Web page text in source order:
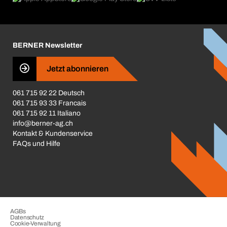
Business Conduct
BERNER Newsletter
Jetzt abonnieren
061 715 92 22 Deutsch
061 715 93 33 Francais
061 715 92 11 Italiano
info@berner-ag.ch
Kontakt & Kundenservice
FAQs und Hilfe
AGBs
Datenschutz
Cookie-Verwaltung